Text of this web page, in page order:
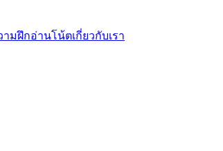
ามฝึกอ่านโน้ตเกี่ยวกับเรา